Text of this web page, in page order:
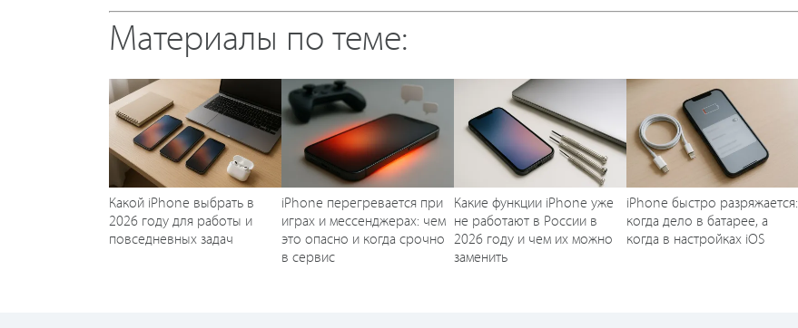
Материалы по теме:
Какой iPhone выбрать в
2026 году для работы и
повседневных задач
iPhone перегревается при
играх и мессенджерах: чем
это опасно и когда срочно
в сервис
Какие функции iPhone уже
не работают в России в
2026 году и чем их можно
заменить
iPhone быстро разряжается:
когда дело в батарее, а
когда в настройках iOS